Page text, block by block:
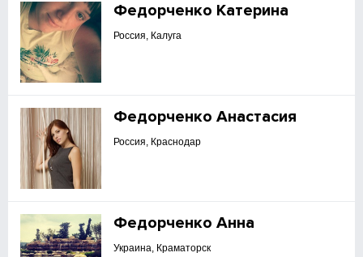
Федорченко Катерина
Россия, Калуга
Федорченко Анастасия
Россия, Краснодар
Федорченко Анна
Украина, Краматорск